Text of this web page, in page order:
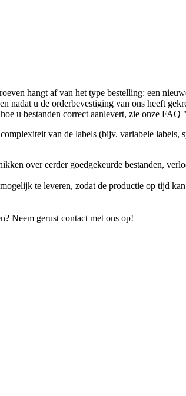
hangt af van het type bestelling: een
nadat u de orderbevestiging van ons heeft
u bestanden correct aanlevert, zie onze FAQ
van de labels (bijv. variabele
over eerder goedgekeurde bestanden,
te leveren, zodat de productie op tijd
Neem gerust contact met ons op!